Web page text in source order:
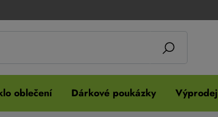
oblečení Dárkové poukázky Výprodej